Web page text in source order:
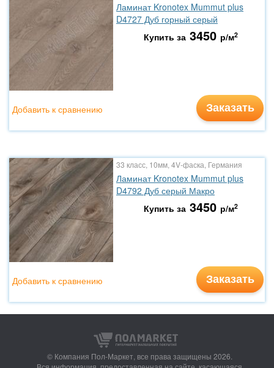
Ламинат Kronotex Mummut plus
D4727 Дуб горный серый
Купить за 3450 р/м2
Заказать
Добавить к сравнению
33 класс, 10мм, 4V-фаска, Германия
Ламинат Kronotex Mummut plus
D4792 Дуб серый Макро
Купить за 3450 р/м2
Заказать
Добавить к сравнению
© Компания Пол-Маркет, все права защищены 2026.